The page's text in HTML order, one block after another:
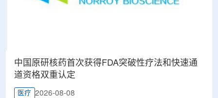
中国原研核药首次获得FDA突破性疗法和快速通
道资格双重认定
医疗 2026-08-08